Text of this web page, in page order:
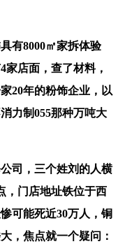
有8000㎡家拆体验
店面，查了材料，
20年的粉饰企业，以
力制055那种万吨大
司，三个姓刘的人横
，门店地址铁位于西
可能死近30万人，铜
，焦点就一个疑问：